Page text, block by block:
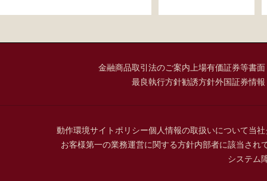
金融商品取引法のご案内 上場有価証券等書
最良執行方針勧誘方針外国証券情
動作環境サイトポリシー個人情報の取扱いについて当
お客様第一の業務運営に関する方針内部者に該当され
システム